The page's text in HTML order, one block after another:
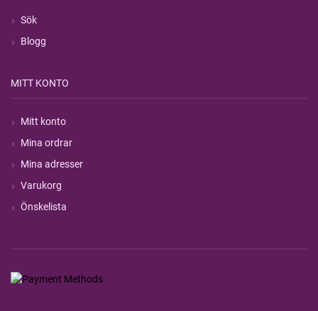
Sök
Blogg
MITT KONTO
Mitt konto
Mina ordrar
Mina adresser
Varukorg
Önskelista